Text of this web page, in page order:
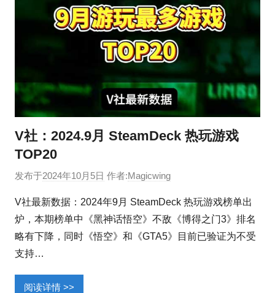
V社：2024.9月 SteamDeck 热玩游戏
TOP20
发布于2024年10月5日 作者:Magicwing
V社最新数据：2024年9月 SteamDeck 热玩游戏榜单出
炉，本期榜单中《黑神话悟空》不敌《博得之门3》排名
略有下降，同时《悟空》和《GTA5》目前已验证为不受
支持…
阅读详情 >>